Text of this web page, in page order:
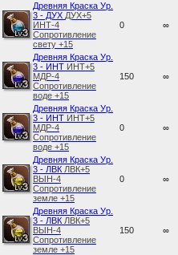
Древняя Краска Ур.
3 - ДУХ ДУХ+5
ИНТ-4
Сопротивление
свету +15
0 ∞
Древняя Краска Ур.
3 - ИНТ ИНТ+5
МДР-4
Сопротивление
воде +15
150 ∞
Древняя Краска Ур.
3 - ИНТ ИНТ+5
МДР-4
Сопротивление
воде +15
0 ∞
Древняя Краска Ур.
3 - ЛВК ЛВК+5
ВЫН-4
Сопротивление
земле +15
0 ∞
Древняя Краска Ур.
3 - ЛВК ЛВК+5
ВЫН-4
Сопротивление
земле +15
150 ∞